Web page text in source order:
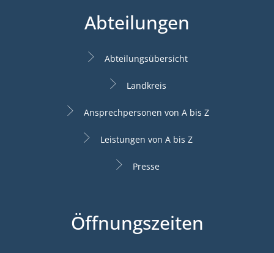
Abteilungen
Abteilungsübersicht
Landkreis
Ansprechpersonen von A bis Z
Leistungen von A bis Z
Presse
Öffnungszeiten